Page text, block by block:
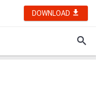
DOWNLOAD